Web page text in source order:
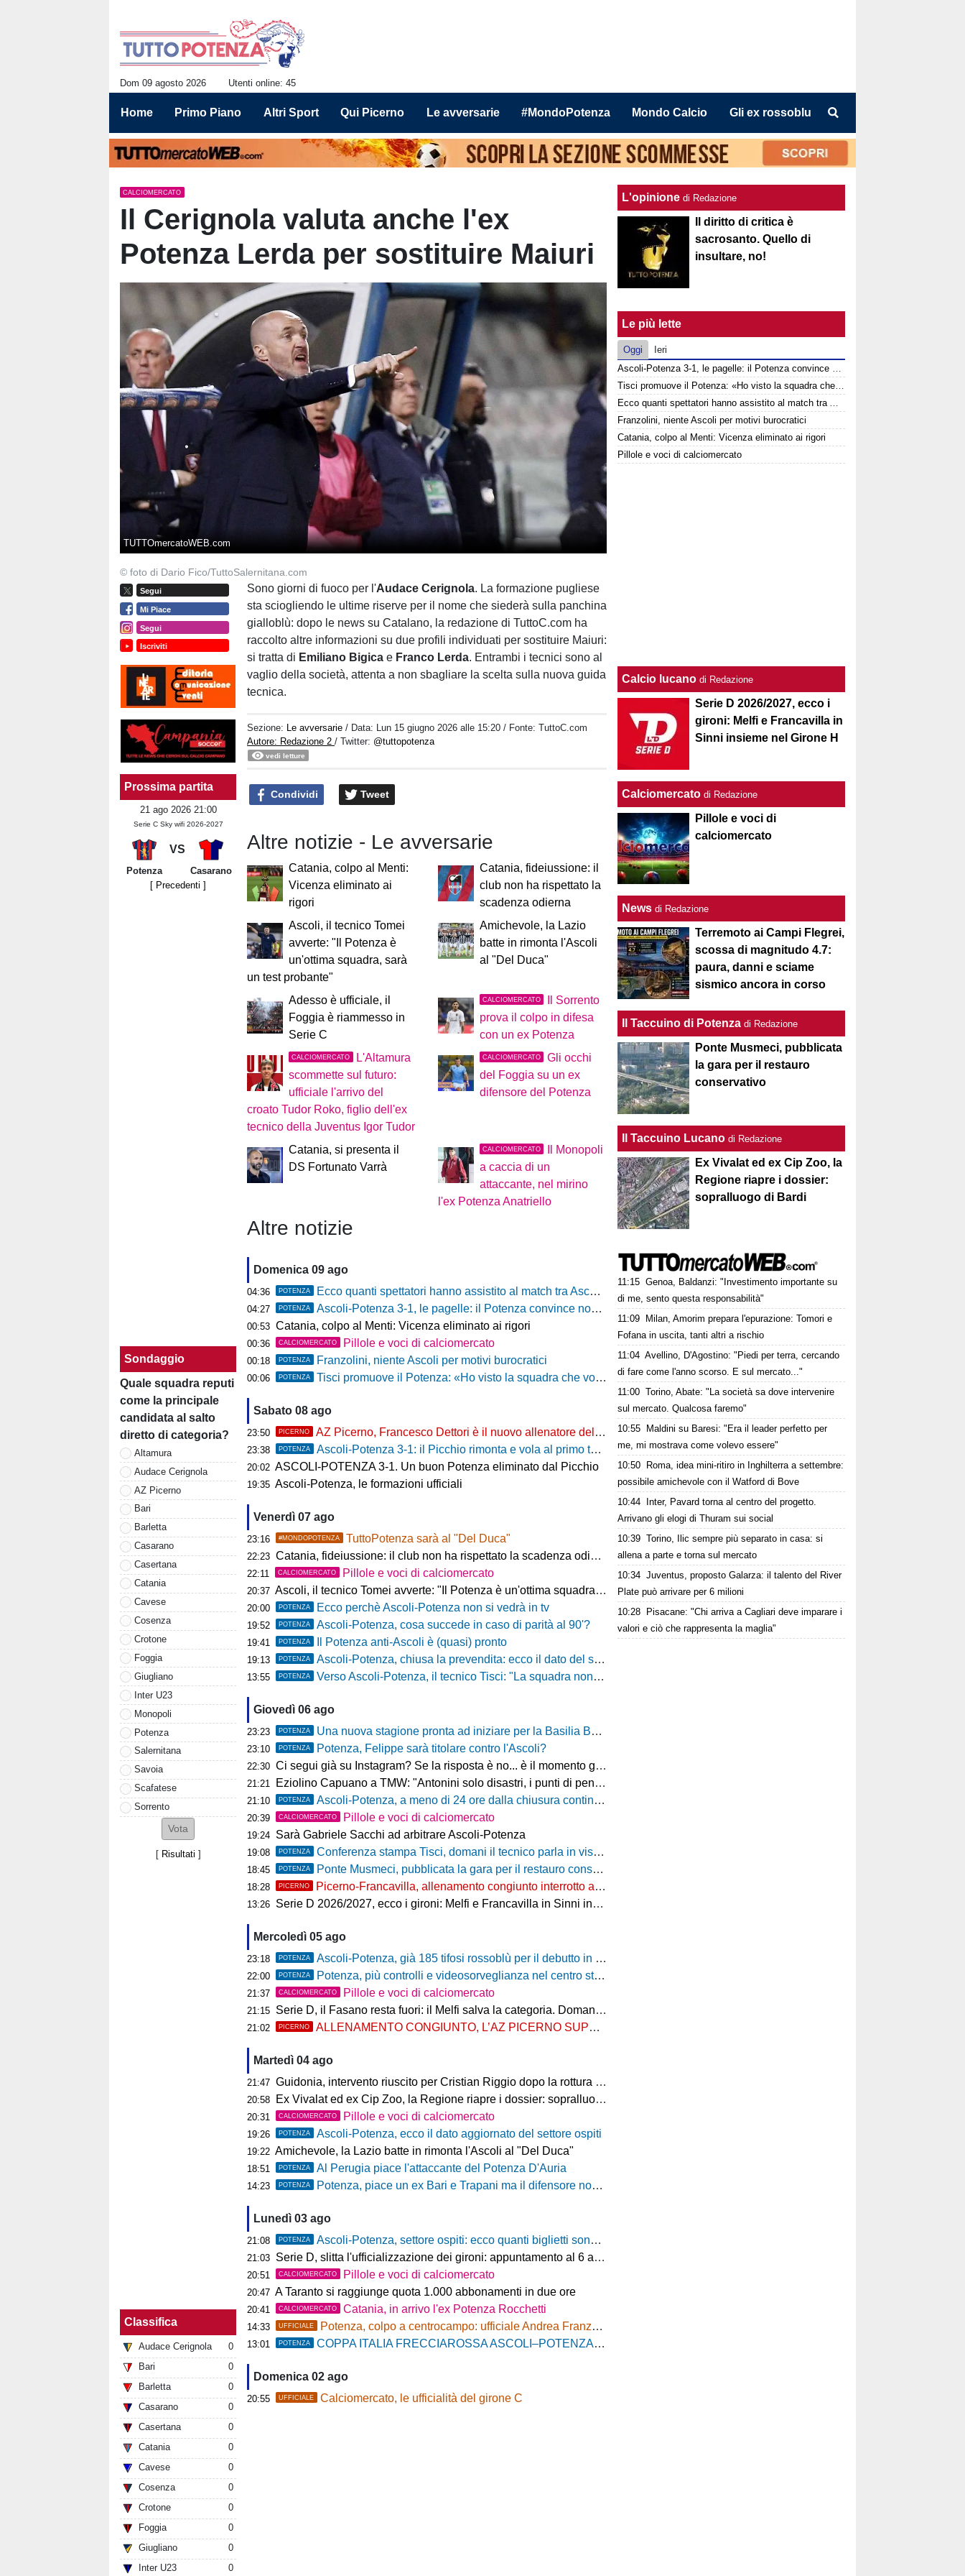
Dom 09 agosto 2026 Utenti online: 45
Home Primo Piano Altri Sport Qui Picerno Le avversarie #MondoPotenza Mondo Calcio Gli ex rossoblu
CALCIOMERCATO
Il Cerignola valuta anche l'ex
Potenza Lerda per sostituire Maiuri
TUTTOmercatoWEB.com
© foto di Dario Fico/TuttoSalernitana.com
Segui
Mi Piace
Segui
Iscriviti
Prossima partita
21 ago 2026 21:00
Serie C Sky wifi 2026-2027
VS
Potenza
Casarano
[ Precedenti ]
Sondaggio
Quale squadra reputi
come la principale
candidata al salto
diretto di categoria?
Altamura
Audace Cerignola
AZ Picerno
Bari
Barletta
Casarano
Casertana
Catania
Cavese
Cosenza
Crotone
Foggia
Giugliano
Inter U23
Monopoli
Potenza
Salernitana
Savoia
Scafatese
Sorrento
[ Risultati ]
Classifica
Audace Cerignola
0
Bari
0
Barletta
0
Casarano
0
Casertana
0
Catania
0
Cavese
0
Cosenza
0
Crotone
0
Foggia
0
Giugliano
0
Inter U23
0
Sono giorni di fuoco per l'Audace Cerignola. La formazione pugliese
sta sciogliendo le ultime riserve per il nome che siederà sulla panchina
gialloblù: dopo le news su Catalano, la redazione di TuttoC.com ha
raccolto altre informazioni su due profili individuati per sostituire Maiuri:
si tratta di Emiliano Bigica e Franco Lerda. Entrambi i tecnici sono al
vaglio della società, attenta a non sbagliare la scelta sulla nuova guida
tecnica.
Sezione: Le avversarie / Data: Lun 15 giugno 2026 alle 15:20 / Fonte: TuttoC.com
Autore: Redazione 2/ Twitter: @tuttopotenza
vedi letture
Condividi Tweet
Altre notizie - Le avversarie
Catania, colpo al Menti:
Vicenza eliminato ai
rigori
Catania, fideiussione: il
club non ha rispettato la
scadenza odierna
Ascoli, il tecnico Tomei
avverte: "Il Potenza è
un'ottima squadra, sarà
un test probante"
Amichevole, la Lazio
batte in rimonta l'Ascoli
al "Del Duca"
Adesso è ufficiale, il
Foggia è riammesso in
Serie C
CALCIOMERCATO
Il Sorrento
prova il colpo in difesa
con un ex Potenza
CALCIOMERCATO
L'Altamura
scommette sul futuro:
ufficiale l'arrivo del
croato Tudor Roko, figlio dell'ex
tecnico della Juventus Igor Tudor
CALCIOMERCATO
Gli occhi
del Foggia su un ex
difensore del Potenza
Catania, si presenta il
DS Fortunato Varrà
CALCIOMERCATO
Il Monopoli
a caccia di un
attaccante, nel mirino
l'ex Potenza Anatriello
Altre notizie
Domenica 09 ago
04:36 POTENZA Ecco quanti spettatori hanno assistito al match tra Ascoli e Potenza
04:27 POTENZA Ascoli-Potenza 3-1, le pagelle: il Potenza convince nonostante la sconfitta
00:53 Catania, colpo al Menti: Vicenza eliminato ai rigori
00:36 CALCIOMERCATO Pillole e voci di calciomercato
00:18 POTENZA Franzolini, niente Ascoli per motivi burocratici
00:06 POTENZA Tisci promuove il Potenza: «Ho visto la squadra che voglio». Ma avverte: «Dobbiamo migliorare nelle scelte»
Sabato 08 ago
23:50 PICERNO AZ Picerno, Francesco Dettori è il nuovo allenatore della Primavera
23:38 POTENZA Ascoli-Potenza 3-1: il Picchio rimonta e vola al primo turno, rossoblù fuori a testa alta
20:02 ASCOLI-POTENZA 3-1. Un buon Potenza eliminato dal Picchio
19:35 Ascoli-Potenza, le formazioni ufficiali
Venerdì 07 ago
23:16 #MONDOPOTENZA TuttoPotenza sarà al "Del Duca"
22:23 Catania, fideiussione: il club non ha rispettato la scadenza odierna
22:11 CALCIOMERCATO Pillole e voci di calciomercato
20:37 Ascoli, il tecnico Tomei avverte: "Il Potenza è un'ottima squadra, sarà un test probante"
20:00 POTENZA Ecco perchè Ascoli-Potenza non si vedrà in tv
19:52 POTENZA Ascoli-Potenza, cosa succede in caso di parità al 90'?
19:41 POTENZA Il Potenza anti-Ascoli è (quasi) pronto
19:13 POTENZA Ascoli-Potenza, chiusa la prevendita: ecco il dato del settore ospiti
13:55 POTENZA Verso Ascoli-Potenza, il tecnico Tisci: "La squadra non deve vivere questa sfida come una rivincita dei playoff, ai tifosi dico di godersi la trasferta"
Giovedì 06 ago
23:23 POTENZA Una nuova stagione pronta ad iniziare per la Basilia Basket Potenza
23:10 POTENZA Potenza, Felippe sarà titolare contro l'Ascoli?
22:30 Ci segui già su Instagram? Se la risposta è no... è il momento giusto per rimediare!
21:21 Eziolino Capuano a TMW: "Antonini solo disastri, i punti di penalizzazione che ha preso un record mondiale"
21:10 POTENZA Ascoli-Potenza, a meno di 24 ore dalla chiusura continua a salire il numero di biglietti venduti nel settore ospiti
20:39 CALCIOMERCATO Pillole e voci di calciomercato
19:24 Sarà Gabriele Sacchi ad arbitrare Ascoli-Potenza
19:08 POTENZA Conferenza stampa Tisci, domani il tecnico parla in vista di Ascoli-Potenza
18:45 POTENZA Ponte Musmeci, pubblicata la gara per il restauro conservativo
18:28 PICERNO Picerno-Francavilla, allenamento congiunto interrotto al termine del primo tempo
13:26 Serie D 2026/2027, ecco i gironi: Melfi e Francavilla in Sinni insieme nel Girone H
Mercoledì 05 ago
23:18 POTENZA Ascoli-Potenza, già 185 tifosi rossoblù per il debutto in Coppa Italia Frecciarossa
22:00 POTENZA Potenza, più controlli e videosorveglianza nel centro storico: il Comitato per la sicurezza rafforza le misure
21:37 CALCIOMERCATO Pillole e voci di calciomercato
21:15 Serie D, il Fasano resta fuori: il Melfi salva la categoria. Domani l'attesa per i gironi
21:02 PICERNO ALLENAMENTO CONGIUNTO, L’AZ PICERNO SUPERA L’AS MELFI
Martedì 04 ago
21:47 Guidonia, intervento riuscito per Cristian Riggio dopo la rottura del crociato
20:58 Ex Vivalat ed ex Cip Zoo, la Regione riapre i dossier: sopralluogo di Bardi
20:31 CALCIOMERCATO Pillole e voci di calciomercato
19:26 POTENZA Ascoli-Potenza, ecco il dato aggiornato del settore ospiti
19:22 Amichevole, la Lazio batte in rimonta l'Ascoli al "Del Duca"
18:51 POTENZA Al Perugia piace l'attaccante del Potenza D'Auria
14:23 POTENZA Potenza, piace un ex Bari e Trapani ma il difensore non vestirà rossoblù
Lunedì 03 ago
21:08 POTENZA Ascoli-Potenza, settore ospiti: ecco quanti biglietti sono stati venduti finora
21:03 Serie D, slitta l'ufficializzazione dei gironi: appuntamento al 6 agosto
20:51 CALCIOMERCATO Pillole e voci di calciomercato
20:47 A Taranto si raggiunge quota 1.000 abbonamenti in due ore
20:41 CALCIOMERCATO Catania, in arrivo l'ex Potenza Rocchetti
14:33 UFFICIALE Potenza, colpo a centrocampo: ufficiale Andrea Franzolini, firma fino al 2028
13:01 POTENZA COPPA ITALIA FRECCIAROSSA ASCOLI–POTENZA: BIGLIETTI SETTORE OSPITI IN VENDITA
Domenica 02 ago
20:55 UFFICIALE Calciomercato, le ufficialità del girone C
L'opinione di Redazione
Il diritto di critica è
sacrosanto. Quello di
insultare, no!
Le più lette
Oggi
Ieri
Ascoli-Potenza 3-1, le pagelle: il Potenza convince nonostante la sconfitta
Tisci promuove il Potenza: «Ho visto la squadra che voglio». Ma avverte: «Dobbiamo migliorare nelle scelte»
Ecco quanti spettatori hanno assistito al match tra Ascoli e Potenza
Franzolini, niente Ascoli per motivi burocratici
Catania, colpo al Menti: Vicenza eliminato ai rigori
Pillole e voci di calciomercato
Calcio lucanodi Redazione
Serie D 2026/2027, ecco i
gironi: Melfi e Francavilla in
Sinni insieme nel Girone H
Calciomercato di Redazione
Pillole e voci di
calciomercato
News di Redazione
Terremoto ai Campi Flegrei,
scossa di magnitudo 4.7:
paura, danni e sciame
sismico ancora in corso
Il Taccuino di Potenza di Redazione
Ponte Musmeci, pubblicata
la gara per il restauro
conservativo
Il Taccuino Lucano di Redazione
Ex Vivalat ed ex Cip Zoo, la
Regione riapre i dossier:
sopralluogo di Bardi
11:15 Genoa, Baldanzi: "Investimento importante su
di me, sento questa responsabilità"
11:09
Milan, Amorim prepara l'epurazione: Tomori e
Fofana in uscita, tanti altri a rischio
11:04 Avellino, D'Agostino: "Piedi per terra, cercando
di fare come l'anno scorso. E sul mercato..."
11:00 Torino, Abate: "La società sa dove intervenire
sul mercato. Qualcosa faremo"
10:55
Maldini su Baresi: "Era il leader perfetto per
me, mi mostrava come volevo essere"
10:50
Roma, idea mini-ritiro in Inghilterra a settembre:
possibile amichevole con il Watford di Bove
10:44
Inter, Pavard torna al centro del progetto.
Arrivano gli elogi di Thuram sui social
10:39 Torino, Ilic sempre più separato in casa: si
allena a parte e torna sul mercato
10:34 Juventus, proposto Galarza: il talento del River
Plate può arrivare per 6 milioni
10:28
Pisacane: "Chi arriva a Cagliari deve imparare i
valori e ciò che rappresenta la maglia"